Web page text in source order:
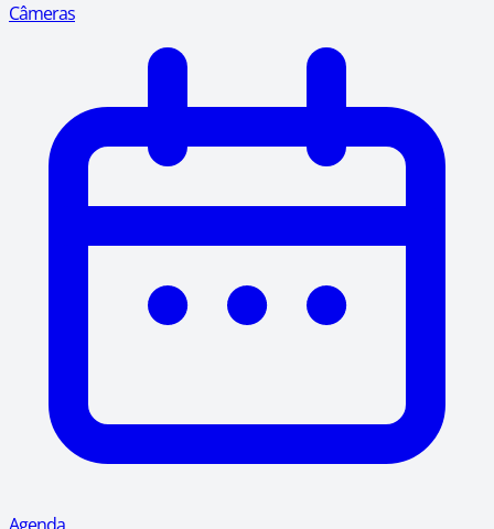
Câmeras